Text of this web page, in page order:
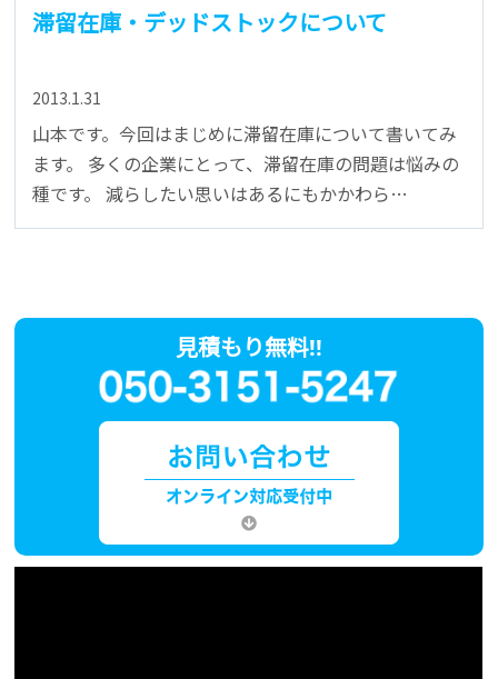
滞留在庫・デッドストックについて
2013.1.31
山本です。今回はまじめに滞留在庫について書いてみ
ます。 多くの企業にとって、滞留在庫の問題は悩みの
種です。 減らしたい思いはあるにもかかわら…
見積もり無料!!